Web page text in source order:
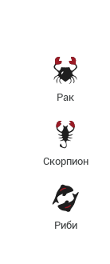
Рак
Скорпион
Риби